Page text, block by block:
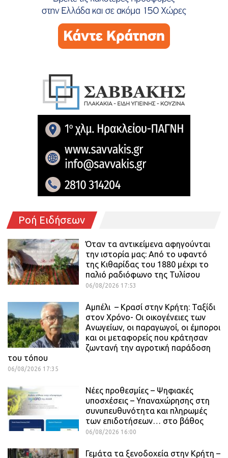
Ροή Ειδήσεων
Όταν τα αντικείμενα αφηγούνται
την ιστορία μας: Από το υφαντό
της Κιθαρίδας του 1880 μέχρι το
παλιό ραδιόφωνο της Τυλίσου
06/08/2026 17:53
Αμπέλι – Κρασί στην Κρήτη: Ταξίδι
στον Χρόνο- Οι οικογένειες των
Ανωγείων, οι παραγωγοί, οι έμποροι
και οι μεταφορείς που κράτησαν
ζωντανή την αγροτική παράδοση
του τόπου
06/08/2026 17:35
Νέες προθεσμίες – Ψηφιακές
υποσχέσεις – Υπαναχώρησης στη
συνυπευθυνότητα και πληρωμές
των επιδοτήσεων… στο βάθος
06/08/2026 16:00
Γεμάτα τα ξενοδοχεία στην Κρήτη –